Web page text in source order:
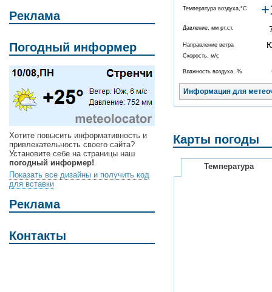
Реклама
Погодный информер
Хотите повысить информативность и
привлекательность своего сайта?
Установите себе на страницы наш
погодный информер!
Показать все дизайны и получить код
для вставки
Реклама
Контакты
Температура воздуха,°C
Давление, мм рт.ст.
Направление ветра
Скорость, м/с
Влажность воздуха, %
Информация для
Карты погоды
Температура